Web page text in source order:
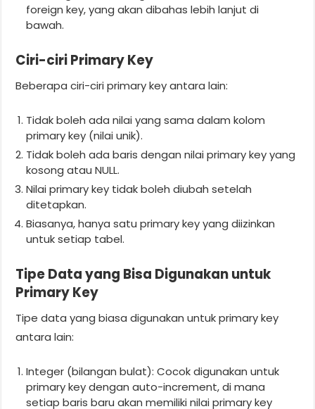
foreign key, yang akan dibahas lebih lanjut di
bawah.
Ciri-ciri Primary Key
Beberapa ciri-ciri primary key antara lain:
Tidak boleh ada nilai yang sama dalam kolom
primary key (nilai unik).
Tidak boleh ada baris dengan nilai primary key yang
kosong atau NULL.
Nilai primary key tidak boleh diubah setelah
ditetapkan.
Biasanya, hanya satu primary key yang diizinkan
untuk setiap tabel.
Tipe Data yang Bisa Digunakan untuk
Primary Key
Tipe data yang biasa digunakan untuk primary key
antara lain:
Integer (bilangan bulat): Cocok digunakan untuk
primary key dengan auto-increment, di mana
setiap baris baru akan memiliki nilai primary key